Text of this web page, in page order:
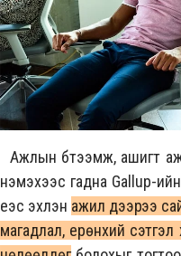
Ажлын бүтээмж, ашигт
нэмэхээс гадна Gallup-
үеэс эхлэн ажил дээрээ
магадлал, ерөнхий сэтгэл